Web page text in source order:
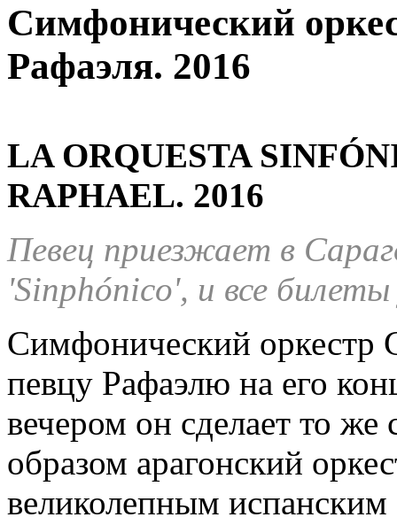
Симфонический
Рафаэля. 2016
LA ORQUESTA
RAPHAEL. 2016
Певец приезжает в
'Sinphónico', и все
Симфонический оркестр
певцу Рафаэлю на его
вечером он сделает то
образом арагонский
великолепным